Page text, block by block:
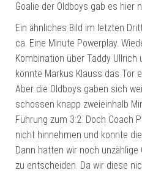
Goalie der Oldboys gab es hier
Ein ähnliches Bild im letzten
ca. Eine Minute Powerplay.
Kombination über Taddy Ullrich
konnte Markus Klauss das Tor
Aber die Oldboys gaben sich
schossen knapp zweieinhalb
Führung zum 3:2. Doch Coach
nicht hinnehmen und konnte
Dann hatten wir noch
zu entscheiden. Da wir diese